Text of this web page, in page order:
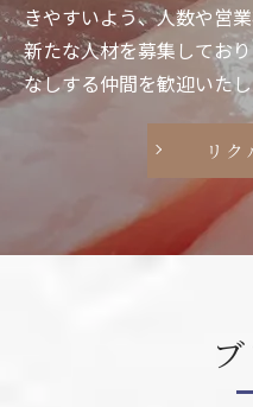
きやすいよう、人数や営
新たな人材を募集してお
なしする仲間を歓迎いたし
リク